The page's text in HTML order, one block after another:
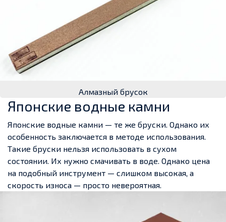
Алмазный брусок
Японские водные камни
Японские водные камни — те же бруски. Однако их
особенность заключается в методе использования.
Такие бруски нельзя использовать в сухом
состоянии. Их нужно смачивать в воде. Однако цена
на подобный инструмент — слишком высокая, а
скорость износа — просто невероятная.